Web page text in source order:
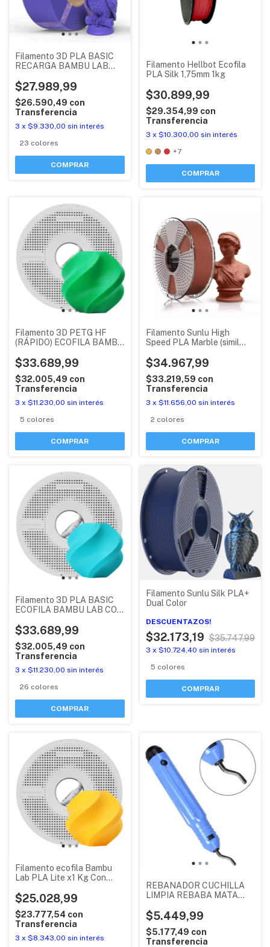
Filamento 3D PLA BASIC
RECARGA BAMBU LAB
QUE PLA LITE)
$27.989,99
$26.590,49 con
Transferencia
3 x $9.330,00 sin interés
23 colores
COMPRAR
Filamento Hellbot Ecofila
PLA Silk 1,75mm 1kg
$30.899,99
$29.354,99 con
Transferencia
3 x $10.300,00 sin interés
+7
COMPRAR
Filamento 3D PETG HF
(RÁPIDO) ECOFILA BAMBU
$33.689,99
$32.005,49 con
Transferencia
3 x $11.230,00 sin interés
5 colores
COMPRAR
Filamento Sunlu High
Speed PLA Marble (simil
$34.967,99
$33.219,59 con
Transferencia
3 x $11.656,00 sin interés
2 colores
COMPRAR
Filamento 3D PLA BASIC
ECOFILA BAMBU LAB CON
PLA LITE)
$33.689,99
$32.005,49 con
Transferencia
3 x $11.230,00 sin interés
26 colores
COMPRAR
Filamento Sunlu Silk PLA+
Dual Color
DESCUENTAZOS!
$32.173,19 $35.747,99
3 x $10.724,40 sin interés
5 colores
COMPRAR
Filamento ecofila Bambu
Lab PLA Lite x1 Kg Con
$25.028,99
$23.777,54 con
Transferencia
3 x $8.343,00 sin interés
REBANADOR CUCHILLA
LIMPIA REBABA MATA
CELESTE
$5.449,99
$5.177,49 con
Transferencia